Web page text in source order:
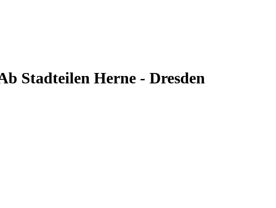
Stadteilen Herne - Dresden